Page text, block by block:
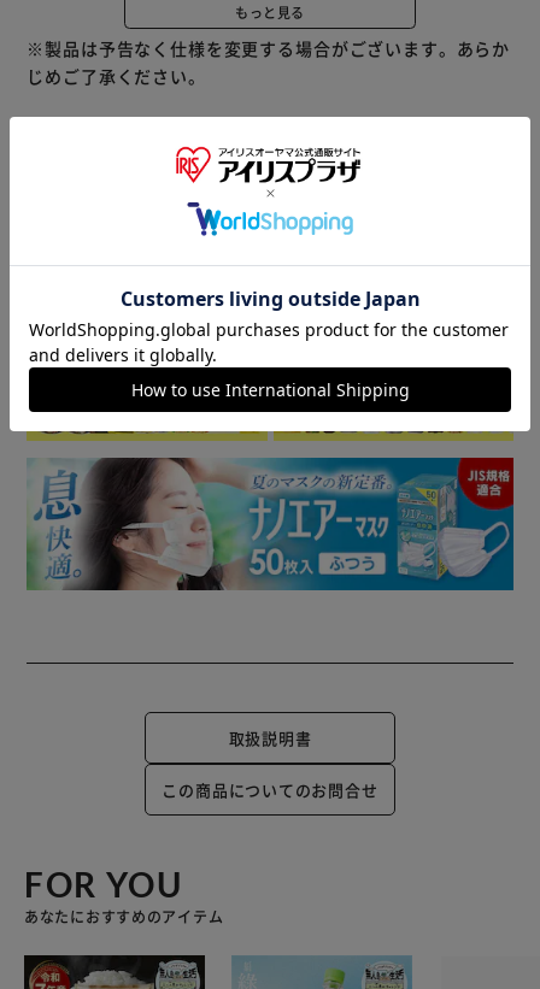
耐熱トップテーブルなので電子レンジなどを置いて、上部の
スペースを有効活用できます。
※耐熱温度100℃、耐荷重30kg
各段ごと直接冷凍できるシステムなので、食品を素早く冷凍
することができます。
食品の量や周囲の温度に応じて、冷却運転の強さを調節でき
※設置時のご注意
・本製品は右開きです。
・右側はドアが必要十分に開くようにスペースをとってくだ
さい。
もっと見る
※製品は予告なく仕様を変更する場合がございます。あらか
じめご了承ください。
▼ 食品・飲料おすすめ ▼
取扱説明書
この商品についてのお問合せ
FOR YOU
あなたにおすすめのアイテム